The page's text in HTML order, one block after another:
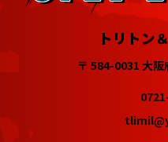
トリトン
〒 584-0031 大